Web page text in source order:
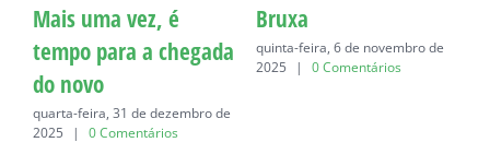
Mais uma vez, é
tempo para a chegada
do novo
quarta-feira, 31 de dezembro de
2025
| 0 Comentários
Bruxa
quinta-feira, 6 de novembro de
2025
| 0 Comentários